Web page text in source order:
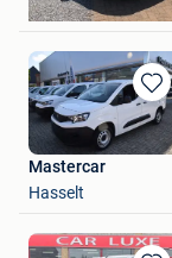
Sint-Truiden
in
Mijn
Mastercar
Hasselt